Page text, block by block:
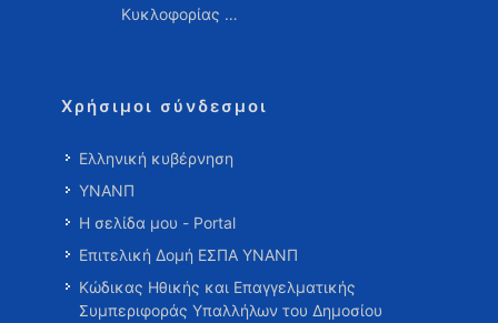
Κυκλοφορίας …
Χρήσιμοι σύνδεσμοι
Ελληνική κυβέρνηση
ΥΝΑΝΠ
Η σελίδα μου - Portal
Επιτελική Δομή ΕΣΠΑ ΥΝΑΝΠ
Κώδικας Ηθικής και Επαγγελματικής
Συμπεριφοράς Υπαλλήλων του Δημοσίου